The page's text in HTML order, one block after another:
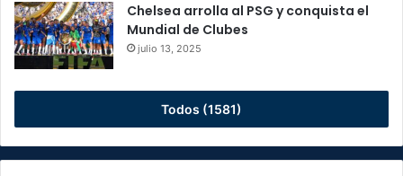
Chelsea arrolla al PSG y conquista el
Mundial de Clubes
julio 13, 2025
Todos (1581)